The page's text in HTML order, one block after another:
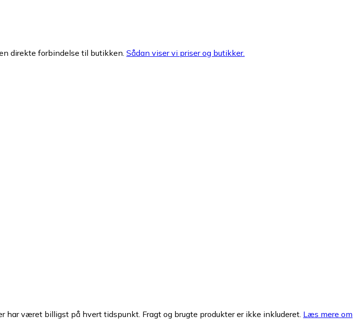
direkte forbindelse til butikken. Sådan viser vi priser og butikker.
har været billigst på hvert tidspunkt. Fragt og brugte produkter er ikke inkluderet. Læs mere om